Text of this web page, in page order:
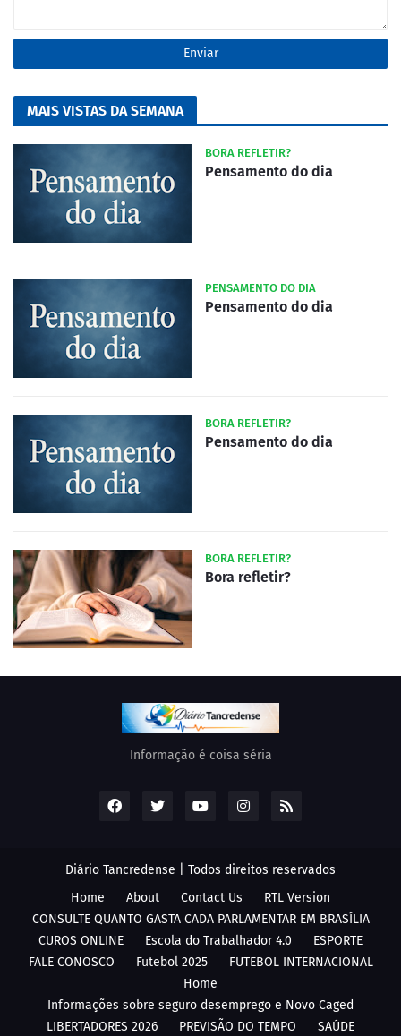
MAIS VISTAS DA SEMANA
BORA REFLETIR?
Pensamento do dia
PENSAMENTO DO DIA
Pensamento do dia
BORA REFLETIR?
Pensamento do dia
BORA REFLETIR?
Bora refletir?
Informação é coisa séria
Diário Tancredense | Todos direitos reservados
Home
About Contact Us
RTL Version
CONSULTE QUANTO GASTA CADA PARLAMENTAR EM BRASÍLIA
CUROS ONLINE
Escola do Trabalhador 4.0
ESPORTE
FALE CONOSCO
Futebol 2025
FUTEBOL INTERNACIONAL
Home
Informações sobre seguro desemprego e Novo Caged
LIBERTADORES 2026
PREVISÃO DO TEMPO SAÚDE